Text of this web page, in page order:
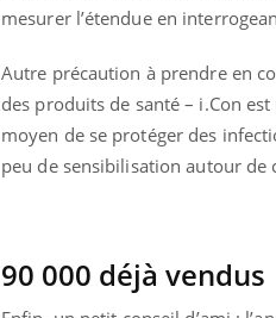
mesurer l’étendue en
Autre précaution à prendre en
des produits de santé – i.Con
moyen de se protéger des
peu de sensibilisation autour de
90 000 déjà vendus